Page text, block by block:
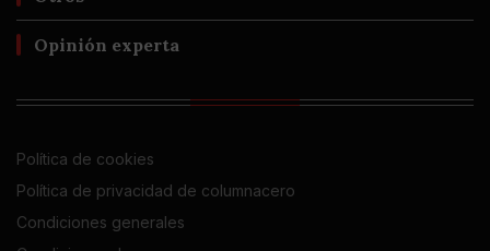
Opinión experta
Política de cookies
Política de privacidad de columnacero
Condiciones generales